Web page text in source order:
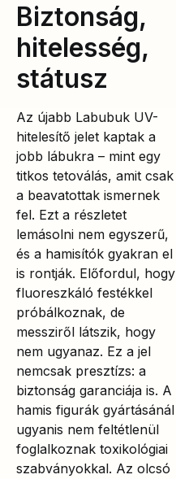
Biztonság,
hitelesség,
státusz
Az újabb Labubuk UV-
hitelesítő jelet kaptak a
jobb lábukra – mint egy
titkos tetoválás, amit csak
a beavatottak ismernek
fel. Ezt a részletet
lemásolni nem egyszerű,
és a hamisítók gyakran el
is rontják. Előfordul, hogy
fluoreszkáló festékkel
próbálkoznak, de
messziről látszik, hogy
nem ugyanaz. Ez a jel
nemcsak presztízs: a
biztonság garanciája is. A
hamis figurák gyártásánál
ugyanis nem feltétlenül
foglalkoznak toxikológiai
szabványokkal. Az olcsó